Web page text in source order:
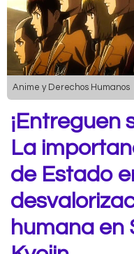
Anime y Derechos Humanos
¡Entreguen
La
de Estado
humana en